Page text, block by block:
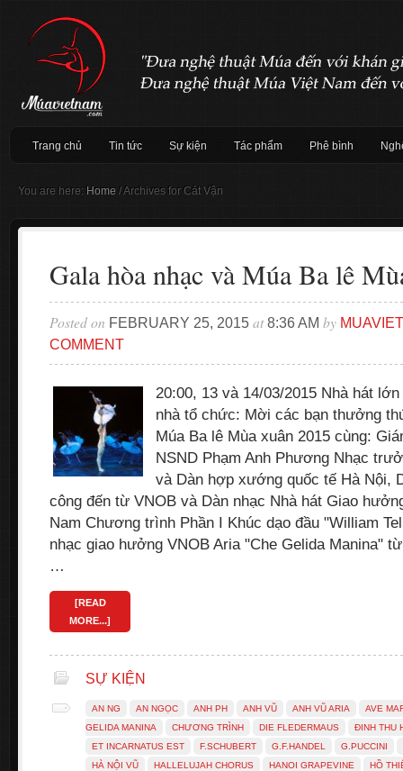
Trang chủ Tin tức Sự kiện Tác phẩm Phê bình
You are here: Home /Archives for Cát Vận
Gala hòa nhạc và Múa Ba lê
Posted on FEBRUARY 25, 2015 at8:36 AM by
COMMENT
20:00, 13 và 14/03/2015 Nhà hát
nhà tổ chức: Mời các bạn thưởng
Múa Ba lê Mùa xuân 2015 cùng:
NSND Phạm Anh Phương Nhạc
và Dàn hợp xướng quốc tế Hà Nội,
công đến từ VNOB và Dàn nhạc Nhà hát Giao
Nam Chương trình Phần I Khúc dạo đầu "William
nhạc giao hưởng VNOB Aria "Che Gelida Manina"
…
[READ
MORE...]
SỰ KIỆN
AN NG AN NGỌC ANH PH ANH VŨ ANH VŨ ARIA
AVE
GELIDA MANINA
CHƯƠNG TRÌNH DIE FLEDERMAUS
ĐINH THU
ET INCARNATUS EST
F.SCHUBERT G.F.HANDEL
G.PUCCINI
HÀ NỘI VŨ
HALLELUJAH CHORUS HANOI GRAPEVINE
HỒ